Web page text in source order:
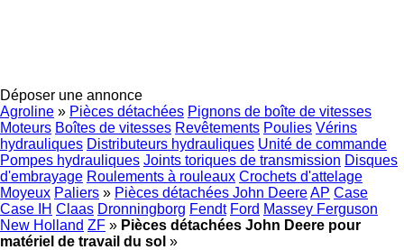
Déposer une annonce
Agroline » Pièces détachées Pignons de boîte de vitesses
Moteurs Boîtes de vitesses Revêtements Poulies Vérins
hydrauliques Distributeurs hydrauliques Unité de commande
Pompes hydrauliques Joints toriques de transmission Disques
d'embrayage Roulements à rouleaux Crochets d'attelage
Moyeux Paliers » Pièces détachées John DeereAP Case
Case IH Claas Dronningborg Fendt Ford Massey Ferguson
New Holland ZF » Pièces détachées John Deere pour
matériel de travail du sol »